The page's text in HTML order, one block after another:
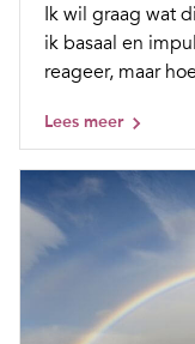
Ik wil graag wat
ik basaal en
reageer, maar
Lees meer